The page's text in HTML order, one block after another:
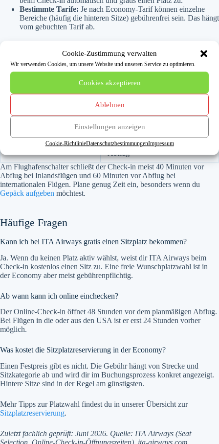
Cookie-Zustimmung verwalten
Wir verwenden Cookies, um unsere Website und unseren Service zu optimieren.
Cookies akzeptieren
Ablehnen
Einstellungen anzeigen
Cookie-RichtlinieDatenschutzbestimmungenImpressum
Bestimmte Tarife: Je nach Economy-Tarif können einzelne
Bereiche (häufig die hinteren Sitze) gebührenfrei sein. Das hängt
vom gebuchten Tarif ab.
Check-in-Fristen bei ITA Airways
Zeitfenster
Online-Check-in (Standard)
Online-Check-in (Flüge
Ende Online-Check-in
In der Regel ca. 1 Stunde vor
Abflug
Am Flughafenschalter schließt der Check-in meist 40 Minuten vor
Abflug bei Inlandsflügen und 60 Minuten vor Abflug bei
internationalen Flügen. Plane genug Zeit ein, besonders wenn du
Gepäck aufgeben möchtest.
Häufige Fragen
Kann ich bei ITA Airways gratis einen Sitzplatz bekommen?
Ja. Wenn du keinen Platz aktiv wählst, weist dir ITA Airways beim
Check-in kostenlos einen Sitz zu. Eine freie Wunschplatzwahl ist in
der Economy aber meist gebührenpflichtig.
Ab wann kann ich online einchecken?
Der Online-Check-in öffnet 48 Stunden vor dem planmäßigen Abflug.
Bei Flügen in die oder aus den USA ist er erst 24 Stunden vorher
möglich.
Was kostet die Sitzplatzreservierung in der Economy?
Einen Festpreis gibt es nicht. Die Gebühr hängt von Strecke und
Sitzkategorie ab und wird dir im Buchungsprozess konkret angezeigt.
Hintere Sitze sind in der Regel am günstigsten.
Mehr Tipps zur Platzwahl findest du in unserer Übersicht zur
Sitzplatzreservierung.
Zuletzt fachlich geprüft: Juni 2026. Quelle: ITA Airways (Seat